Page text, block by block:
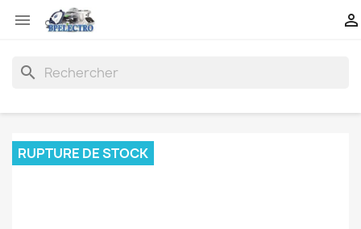
 
search
RUPTURE DE STOCK